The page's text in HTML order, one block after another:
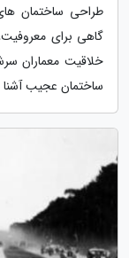
طراحی ساختمان
گاهی برای
ساختمان عجیب آشنا